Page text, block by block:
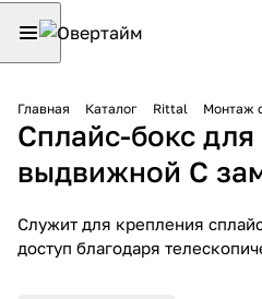
Главная Каталог Rittal Монтаж
Сплайс-бокс
выдвижной С
Служит для крепления
доступ благодаря